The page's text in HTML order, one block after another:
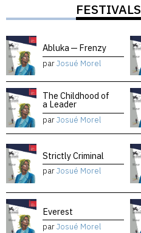
FESTIVALS
Abluka — Frenzy
parJosué Morel
The Childhood of
a Leader
parJosué Morel
Strictly Criminal
parJosué Morel
Everest
parJosué Morel